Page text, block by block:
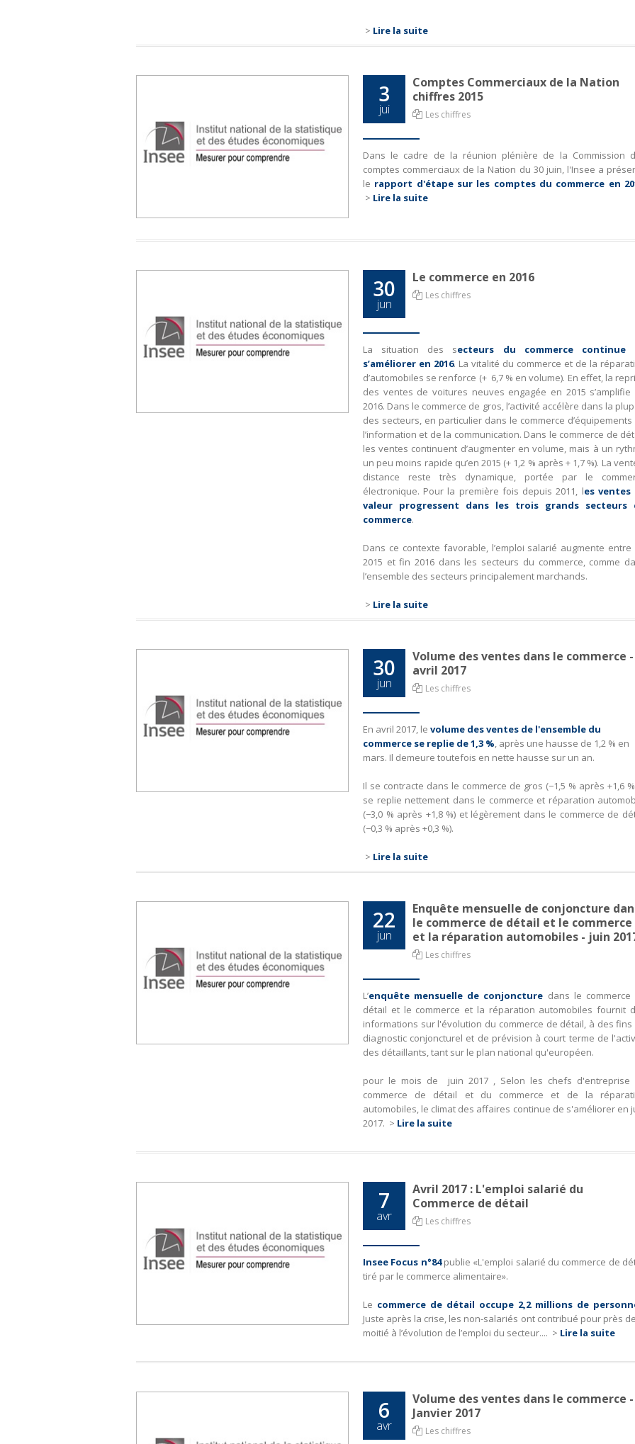
> Lire la suite
3
jui
Comptes Commerciaux de la Nation
chiffres 2015
Les chiffres
Dans le cadre de la réunion plénière de la Commission
comptes commerciaux de la Nation du 30 juin, l'Insee a
le rapport d'étape sur les comptes du commerce en
> Lire la suite
30
jun
Le commerce en 2016
Les chiffres
La situation des secteurs du commerce continue
s’améliorer en 2016. La vitalité du commerce et de la
d’automobiles se renforce (+ 6,7 % en volume). En effet, la
des ventes de voitures neuves engagée en 2015 s’amplifie
2016. Dans le commerce de gros, l’activité accélère dans la
des secteurs, en particulier dans le commerce d’équipements
l’information et de la communication. Dans le commerce de
les ventes continuent d’augmenter en volume, mais à un
un peu moins rapide qu’en 2015 (+ 1,2 % après + 1,7 %). La
distance reste très dynamique, portée par le
électronique. Pour la première fois depuis 2011, les ventes
valeur progressent dans les trois grands secteurs
commerce.
Dans ce contexte favorable, l’emploi salarié augmente entre
2015 et fin 2016 dans les secteurs du commerce, comme
l’ensemble des secteurs principalement marchands.
> Lire la suite
30
jun
Volume des ventes dans le commerce -
avril 2017
Les chiffres
En avril 2017, le volume des ventes de l'ensemble du
commerce se replie de 1,3 %, après une hausse de 1,2 % en
mars. Il demeure toutefois en nette hausse sur un an.
Il se contracte dans le commerce de gros (−1,5 % après +1,6
se replie nettement dans le commerce et réparation
(−3,0 % après +1,8 %) et légèrement dans le commerce de
(−0,3 % après +0,3 %).
> Lire la suite
22
jun
Enquête mensuelle de conjoncture
le commerce de détail et le commerce
et la réparation automobiles - juin
Les chiffres
L’enquête mensuelle de conjoncture dans le commerce
détail et le commerce et la réparation automobiles fournit
informations sur l'évolution du commerce de détail, à des fins
diagnostic conjoncturel et de prévision à court terme de
des détaillants, tant sur le plan national qu'européen.
pour le mois de juin 2017 , Selon les chefs d'entreprise
commerce de détail et du commerce et de la
automobiles, le climat des affaires continue de s'améliorer en
2017. > Lire la suite
7
avr
Avril 2017 : L'emploi salarié du
Commerce de détail
Les chiffres
Insee Focus n°84publie «L'emploi salarié du commerce de
tiré par le commerce alimentaire».
Le commerce de détail occupe 2,2 millions de
Juste après la crise, les non-salariés ont contribué pour près
moitié à l’évolution de l’emploi du secteur.... > Lire la suite
6
avr
Volume des ventes dans le commerce -
Janvier 2017
Les chiffres